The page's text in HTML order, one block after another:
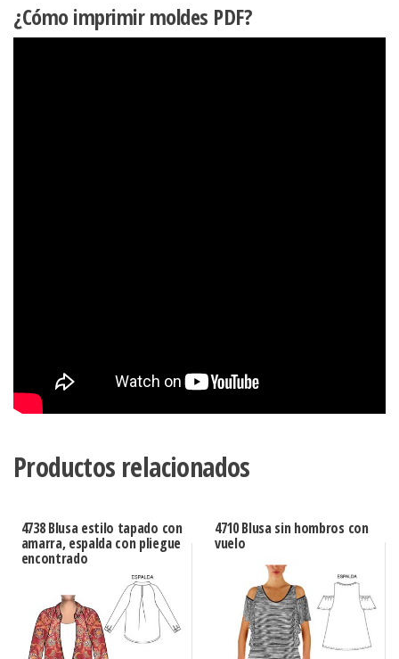
¿Cómo imprimir moldes PDF?
Productos relacionados
4738 Blusa estilo tapado con
amarra, espalda con pliegue
encontrado
4710 Blusa sin hombros con
vuelo